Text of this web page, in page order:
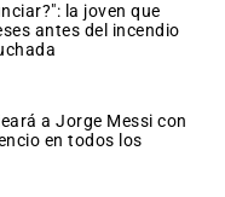
la joven que
antes del incendio
a Jorge Messi con
en todos los